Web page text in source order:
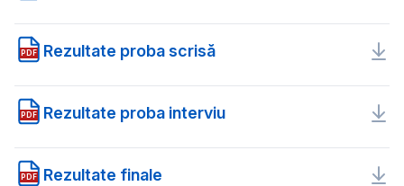
PDF Rezultate proba scrisă
PDF Rezultate proba interviu
PDF Rezultate finale